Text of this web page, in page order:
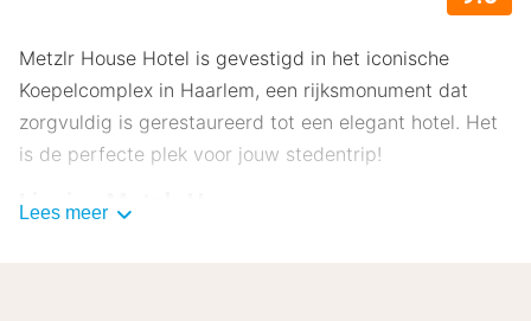
Metzlr House Hotel is gevestigd in het iconische
Koepelcomplex in Haarlem, een rijksmonument dat
zorgvuldig is gerestaureerd tot een elegant hotel. Het
is de perfecte plek voor jouw stedentrip!
Ligging Metzlr House
Lees meer